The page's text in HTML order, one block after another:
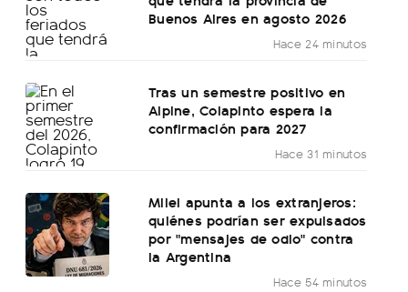
Buenos Aires en agosto 2026
Hace 24 minutos
Tras un semestre positivo en
Alpine, Colapinto espera la
confirmación para 2027
Hace 31 minutos
Milei apunta a los extranjeros:
quiénes podrían ser expulsados
por "mensajes de odio" contra
la Argentina
Hace 54 minutos